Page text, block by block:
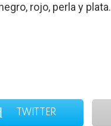
rojo, perla y plata.
TWITTER